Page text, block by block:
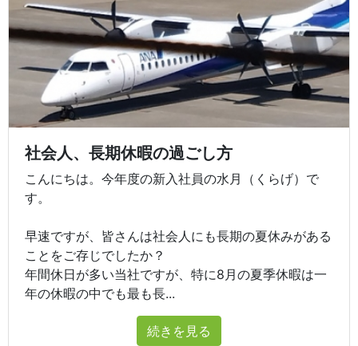
社会人、長期休暇の過ごし方
こんにちは。今年度の新入社員の水月（くらげ）で
す。
早速ですが、皆さんは社会人にも長期の夏休みがある
ことをご存じでしたか？
年間休日が多い当社ですが、特に8月の夏季休暇は一
年の休暇の中でも最も長...
続きを見る